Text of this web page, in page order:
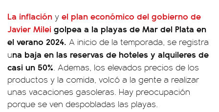
La inflación y el plan económico del gobierno de
Javier Milei golpea a la playas de Mar del Plata en
el verano 2024. A inicio de la temporada, se registra
una baja en las reservas de hoteles y alquileres de
casi un 50%. Ademas, los elevados precios de los
productos y la comida, volcó a la gente a realizar
unas vacaciones gasoleras. Hay preocupación
porque se ven despobladas las playas.